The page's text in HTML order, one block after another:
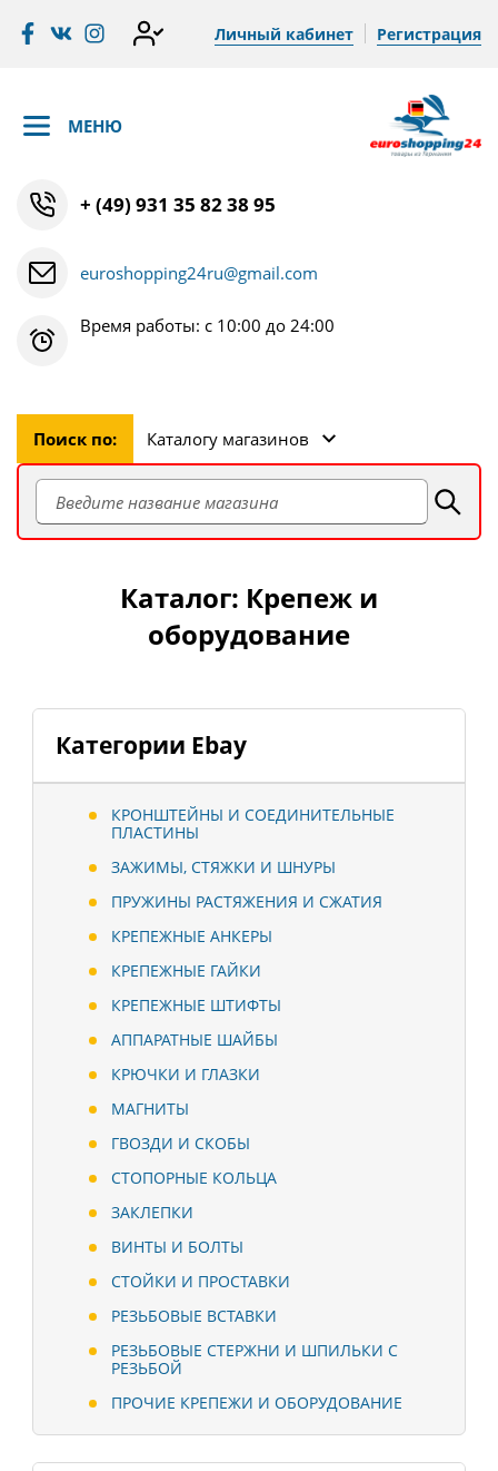
Личный кабинет Регистрация
МЕНЮ
+ (49) 931 35 82 38 95
euroshopping24ru@gmail.com
Время работы: с 10:00 до 24:00
Поиск по: Каталогу магазинов
Категории Ebay
КРОНШТЕЙНЫ И СОЕДИНИТЕЛЬНЫЕ
ПЛАСТИНЫ
ЗАЖИМЫ, СТЯЖКИ И ШНУРЫ
ПРУЖИНЫ РАСТЯЖЕНИЯ И СЖАТИЯ
КРЕПЕЖНЫЕ АНКЕРЫ
КРЕПЕЖНЫЕ ГАЙКИ
КРЕПЕЖНЫЕ ШТИФТЫ
АППАРАТНЫЕ ШАЙБЫ
КРЮЧКИ И ГЛАЗКИ
МАГНИТЫ
ГВОЗДИ И СКОБЫ
СТОПОРНЫЕ КОЛЬЦА
ЗАКЛЕПКИ
ВИНТЫ И БОЛТЫ
СТОЙКИ И ПРОСТАВКИ
РЕЗЬБОВЫЕ ВСТАВКИ
РЕЗЬБОВЫЕ СТЕРЖНИ И ШПИЛЬКИ С
РЕЗЬБОЙ
ПРОЧИЕ КРЕПЕЖИ И ОБОРУДОВАНИЕ
Каталог: Крепеж и
оборудование